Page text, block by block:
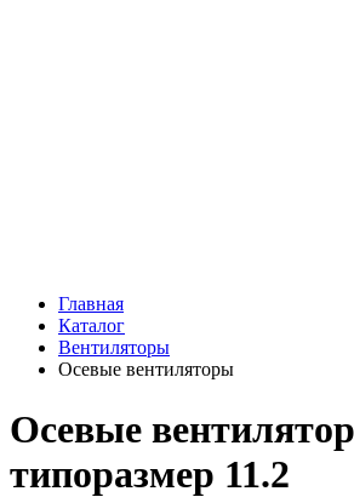
Главная
Каталог
Вентиляторы
Осевые вентиляторы
Осевые
типоразмер 11.2